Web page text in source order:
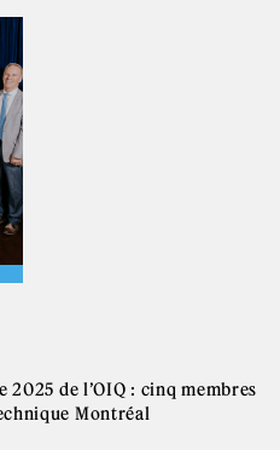
2025 de l’OIQ : cinq membres
Montréal